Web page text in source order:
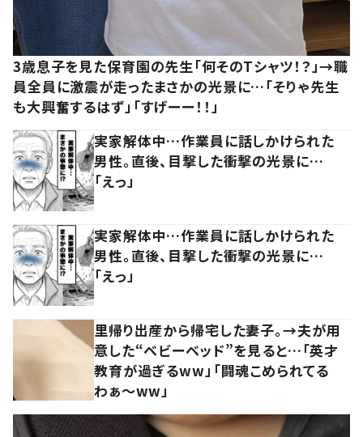
3歳息子を見た保育園の先生「何そのTシャツ！？」→職
員全員に激震が走ったまさかの光景に…「そりゃ先生
も大興奮するはず」「すげーー！！」
実家解体中…作業員に話しかけられた
男性。直後、目撃した衝撃の光景に…
「えっ」
実家解体中…作業員に話しかけられた
男性。直後、目撃した衝撃の光景に…
「えっ」
里帰り出産から帰宅した妻子。→夫が用
意した“ベビーベッド”を見ると…「英才
教育が過ぎるww」「闘魂こめられてる
わぁ～ww」